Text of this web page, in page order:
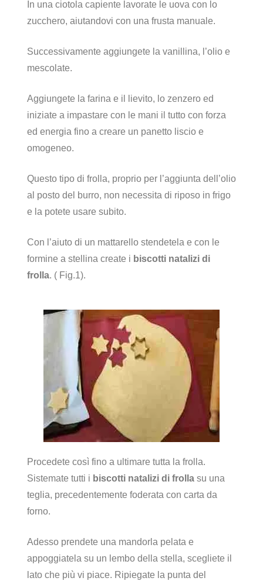
In una ciotola capiente lavorate le uova con lo
zucchero, aiutandovi con una frusta manuale.
Successivamente aggiungete la vanillina, l’olio e
mescolate.
Aggiungete la farina e il lievito, lo zenzero ed
iniziate a impastare con le mani il tutto con forza
ed energia fino a creare un panetto liscio e
omogeneo.
Questo tipo di frolla, proprio per l’aggiunta dell’olio
al posto del burro, non necessita di riposo in frigo
e la potete usare subito.
Con l’aiuto di un mattarello stendetela e con le
formine a stellina create i biscotti natalizi di
frolla. ( Fig.1).
Procedete così fino a ultimare tutta la frolla.
Sistemate tutti i biscotti natalizi di frollasu una
teglia, precedentemente foderata con carta da
forno.
Adesso prendete una mandorla pelata e
appoggiatela su un lembo della stella, scegliete il
lato che più vi piace. Ripiegate la punta del